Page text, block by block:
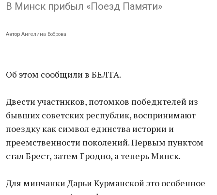
В Минск прибыл «Поезд Памяти»
Автор Ангелина Боброва
Об этом сообщили в БЕЛТА.
Двести участников, потомков победителей из
бывших советских республик, воспринимают
поездку как символ единства истории и
преемственности поколений. Первым пунктом
стал Брест, затем Гродно, а теперь Минск.
Для минчанки Дарьи Курманской это особенное